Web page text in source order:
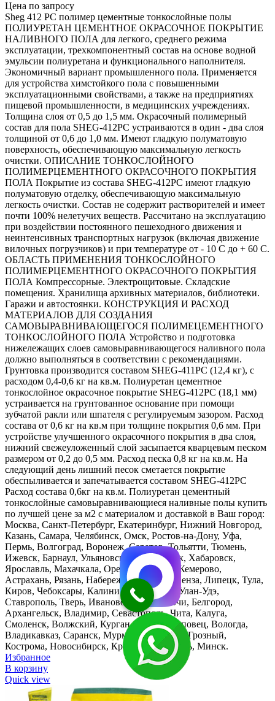
Цена по запросу
Sheg 412 PC полимер цементные тонкослойные полы
ПОЛИУРЕТАН ЦЕМЕНТНОЕ ОКРАСОЧНОЕ ПОКРЫТИЕ
НАЛИВНОГО ПОЛА для легкого, среднего режима
эксплуатации, трехкомпонентный состав на основе водной
эмульсии полиуретана и функционального наполнителя.
Экономичный вариант промышленного пола. Применяется
для устройства химстойкого пола с повышенными
эксплуатационными свойствами, а также на предприятиях
пищевой промышленности, в медицинских учреждениях.
Толщина слоя от 0,5 до 1,5 мм. Окрасочный полимерный
состав для пола SHEG-412PC устраиваются в один - два слоя
толщиной от 0,6 до 1,0 мм. Имеют гладкую полуматовую
поверхность, обеспечивающую максимальную легкость
очистки. ОПИСАНИЕ ТОНКОСЛОЙНОГО
ПОЛИМЕРЦЕМЕНТНОГО ОКРАСОЧНОГО ПОКРЫТИЯ
ПОЛА Покрытие из состава SHEG-412PC имеют гладкую
полуматовую отделку, обеспечивающую максимальную
легкость очистки. Состав не содержит растворителей и имеет
почти 100% нелетучих веществ. Рассчитано на эксплуатацию
при воздействии постоянного пешеходного движения и
неинтенсивных транспортных нагрузок (включая движение
вилочных погрузчиков) и при температуре от - 10 С до + 60 С.
ОБЛАСТЬ ПРИМЕНЕНИЯ ТОНКОСЛОЙНОГО
ПОЛИМЕРЦЕМЕНТНОГО ОКРАСОЧНОГО ПОКРЫТИЯ
ПОЛА Компрессорные. Электрощитовые. Складские
помещения. Хранилища архивных материалов, библиотеки.
Гаражи и автостоянки. КОНСТРУКЦИЯ И РАСХОД
МАТЕРИАЛОВ ДЛЯ СОЗДАНИЯ
САМОВЫРАВНИВАЮЩЕГОСЯ ПОЛИМЕЦЕМЕНТНОГО
ТОНКОСЛОЙНОГО ПОЛА Устройство и подготовка
нижележащих слоев самовыравнивающегося наливного пола
должно выполняться в соответствии с рекомендациями.
Грунтовка производится составом SHEG-411PC (12,4 кг), с
расходом 0,4-0,6 кг на кв.м. Полиуретан цементное
тонкослойное окрасочное покрытие SHEG-412PC (18,1 мм)
устраивается на грунтованное основание при помощи
зубчатой ракли или шпателя с регулируемым зазором. Расход
состава от 0,6 кг на кв.м при толщине покрытия 0,6 мм. При
устройстве улучшенного окрасочного покрытия в два слоя,
нижний свежеуложенный слой засыпается кварцевым песком
размером от 0,2 до 0,5 мм. Расход песка 0,8 кг на кв.м. На
следующий день лишний песок сметается покрытие
обеспыливается и запечатывается составом SHEG-412PC
Расход состава 0,6кг на кв.м. Полиуретан цементный
тонкослойные самовыравнивающиеся наливные полы купить
по лучшей цене за м2 с материалом и доставкой в Ваш город:
Москва, Санкт-Петербург, Екатеринбург, Нижний Новгород,
Казань, Самара, Челябинск, Омск, Ростов-на-Дону, Уфа,
Пермь, Волгоград, Воронеж, Саратов, Тольятти, Тюмень,
Ижевск, Барнаул, Ульяновск, Владивосток, Хабаровск,
Ярославль, Махачкала, Оренбург, Томск, Кемерово,
Астрахань, Рязань, Набережные Челны, Пенза, Липецк, Тула,
Киров, Чебоксары, Калининград, Курск, Улан-Удэ,
Ставрополь, Тверь, Иваново, Брянск, Сочи, Белгород,
Архангельск, Владимир, Севастополь, Чита, Калуга,
Смоленск, Волжский, Курган, Орел, Череповец, Вологда,
Владикавказ, Саранск, Мурманск, Тамбов, Грозный,
Кострома, Новосибирск, Красноярск, Рязань, Минск.
Избранное
В корзину
Quick view